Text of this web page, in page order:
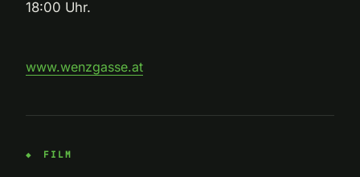
18:00 Uhr.
www.wenzgasse.at
FILM